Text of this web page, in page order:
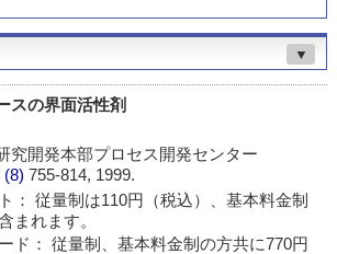
▼
スの界面活性剤
究開発本部プロセス開発センター
(8)755-814, 1999.
： 従量制は110円（税込）、基本料金制
まれます。
ド： 従量制、基本料金制の方共に770円